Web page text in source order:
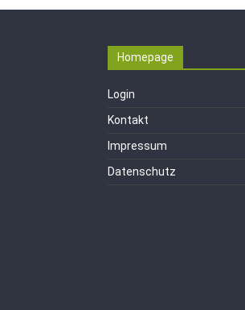
Homepage
Login
Kontakt
Impressum
Datenschutz